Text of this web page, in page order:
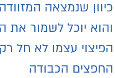
שנמצאה
יוכל לשמור את
עצמו לא חל
הכבודה